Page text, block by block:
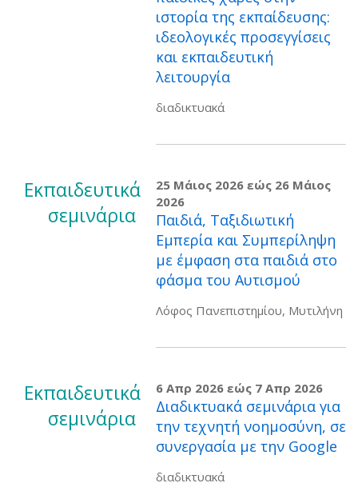
ιστορία της εκπαίδευσης:
ιδεολογικές προσεγγίσεις
και εκπαιδευτική
λειτουργία
διαδικτυακά
Εκπαιδευτικά
σεμινάρια
25 Μάιος 2026 εώς 26 Μάιος
2026
Παιδιά, Ταξιδιωτική
Εμπερία και Συμπερίληψη
με έμφαση στα παιδιά στο
φάσμα του Αυτισμού
Λόφος Πανεπιστημίου, Μυτιλήνη
Εκπαιδευτικά
σεμινάρια
6 Απρ 2026 εώς 7 Απρ 2026
Διαδικτυακά σεμινάρια για
την τεχνητή νοημοσύνη, σε
συνεργασία με την Google
διαδικτυακά